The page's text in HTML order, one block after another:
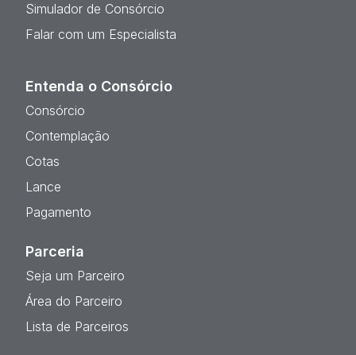
Simulador de Consórcio
Falar com um Especialista
Entenda o Consórcio
Consórcio
Contemplação
Cotas
Lance
Pagamento
Parceria
Seja um Parceiro
Área do Parceiro
Lista de Parceiros